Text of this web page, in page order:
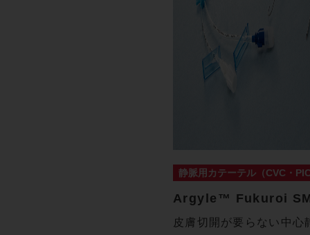
静脈用カテーテル（CVC・
Argyle™ Fukuroi
皮膚切開が要らない中心